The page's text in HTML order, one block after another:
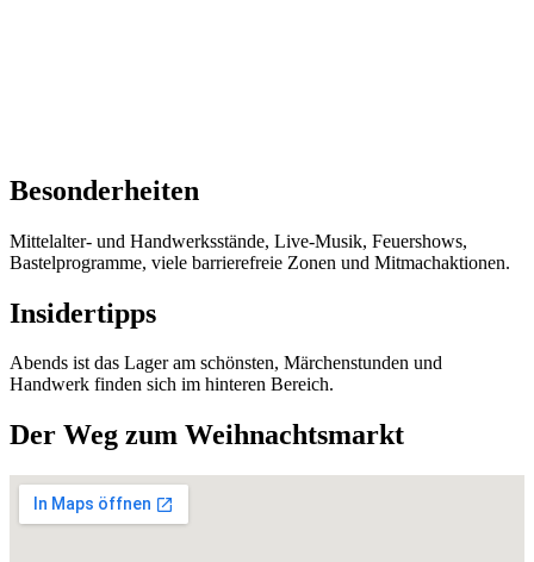
Besonderheiten
Mittelalter- und Handwerksstände, Live-Musik, Feuershows,
Bastelprogramme, viele barrierefreie Zonen und Mitmachaktionen.
Insidertipps
Abends ist das Lager am schönsten, Märchenstunden und
Handwerk finden sich im hinteren Bereich.
Der Weg zum Weihnachtsmarkt